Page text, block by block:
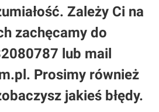
Zależy Ci na
zachęcamy do
lub mail
Prosimy również
jakieś błędy.